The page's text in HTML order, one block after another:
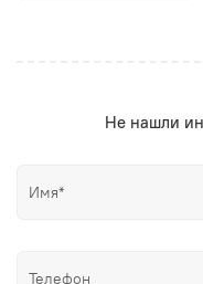
Не нашли